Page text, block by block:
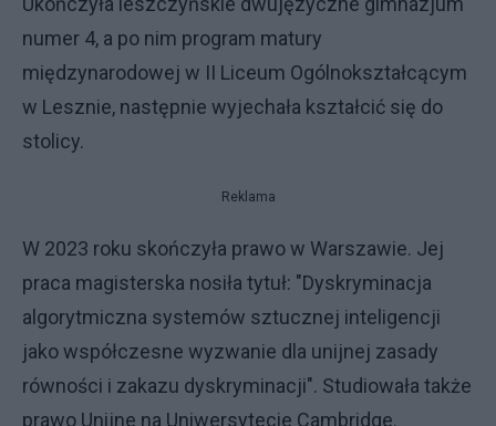
numer 4, a po nim program matury
międzynarodowej w II Liceum Ogólnokształcącym
w Lesznie, następnie wyjechała kształcić się do
stolicy.
Reklama
W 2023 roku skończyła prawo w Warszawie. Jej
praca magisterska nosiła tytuł: "Dyskryminacja
algorytmiczna systemów sztucznej inteligencji
jako współczesne wyzwanie dla unijnej zasady
równości i zakazu dyskryminacji". Studiowała także
prawo Unijne na Uniwersytecie Cambridge.